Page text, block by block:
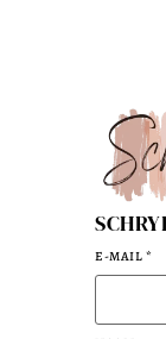
E-MAIL *